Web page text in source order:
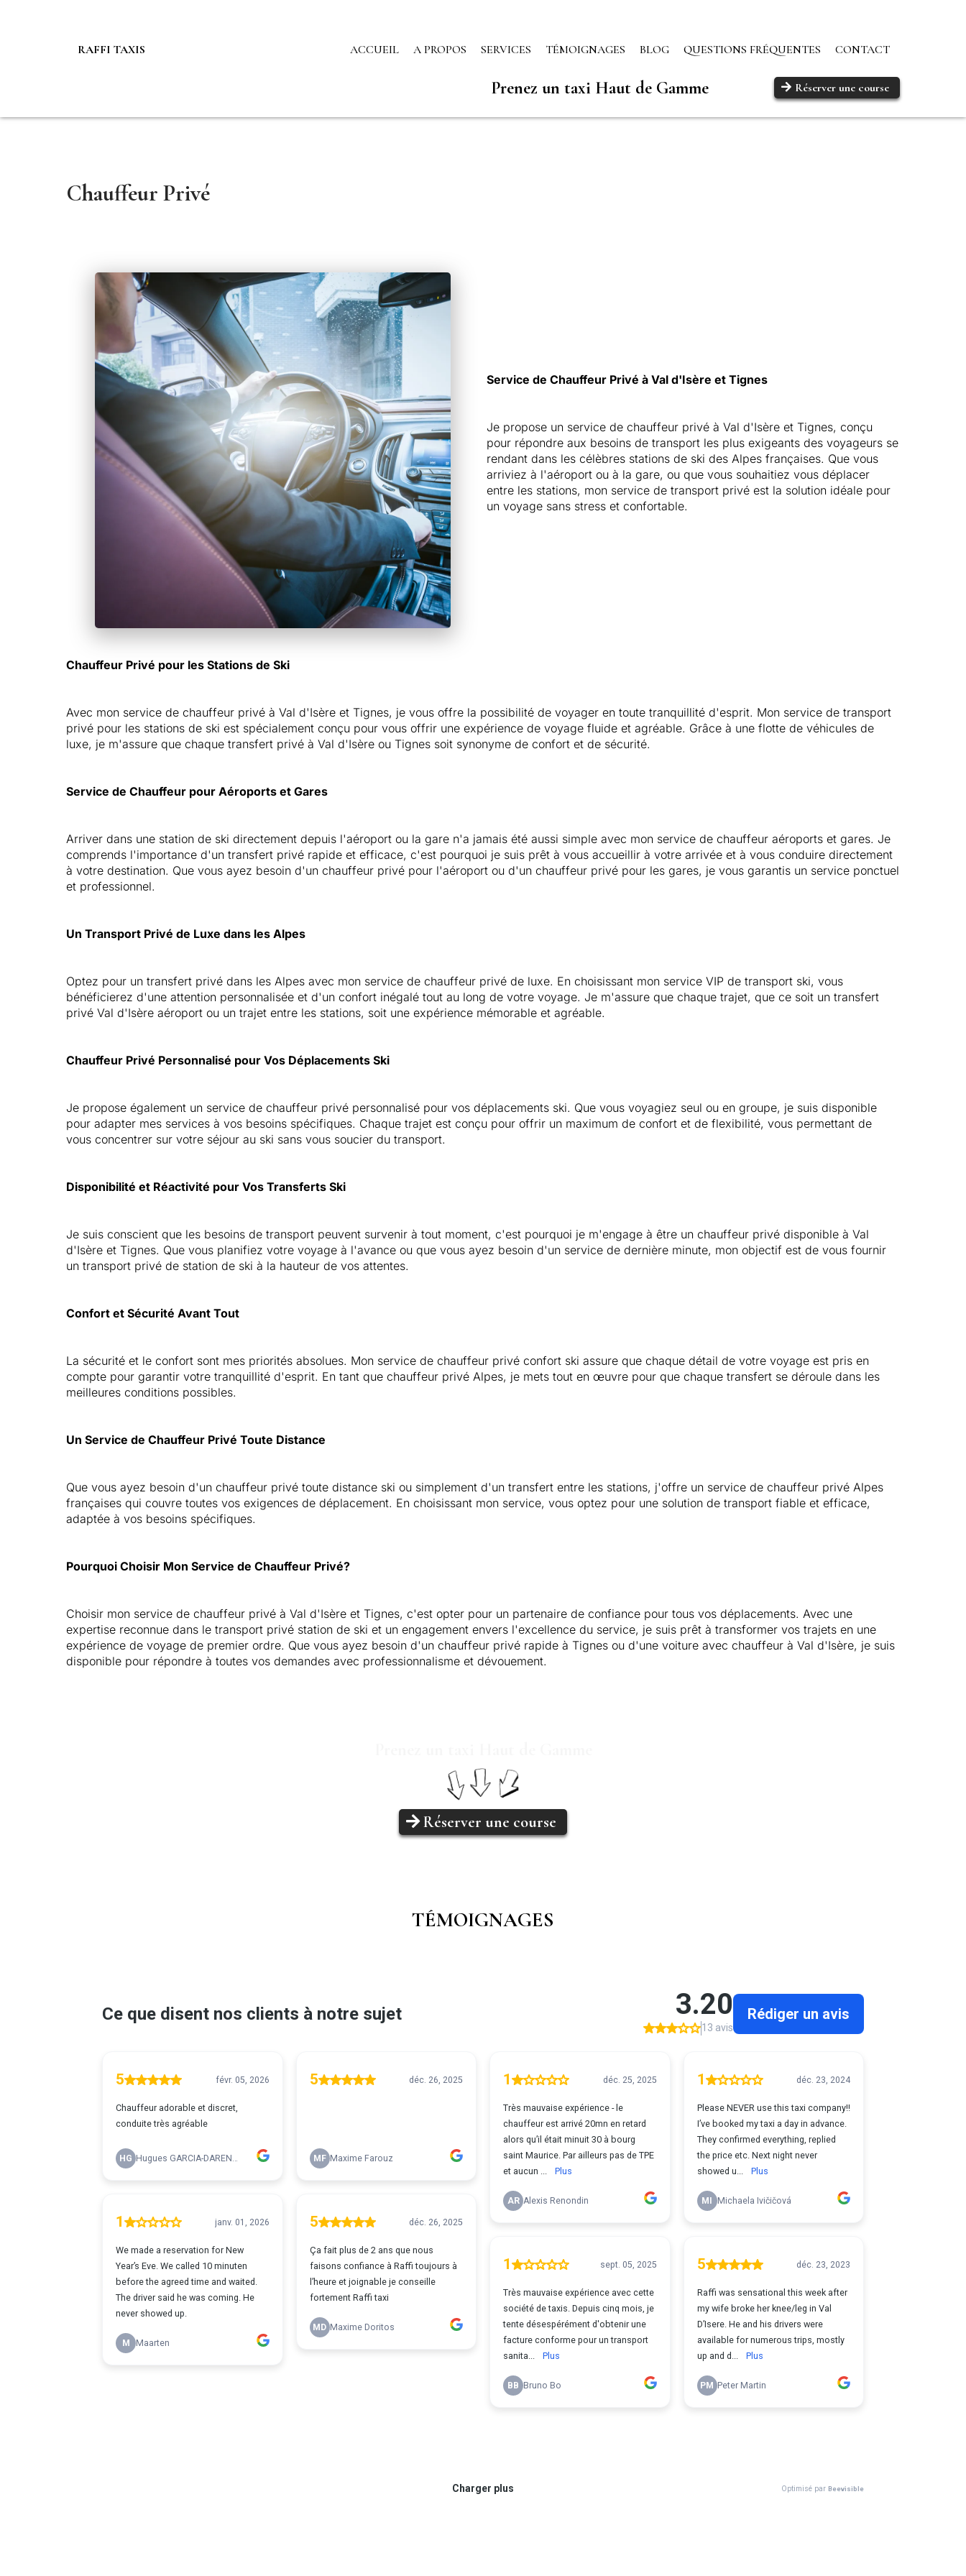
RAFFI TAXIS ACCUEIL A PROPOS SERVICES TÉMOIGNAGES BLOG QUESTIONS FRÉQUENTES CONTACT
Prenez un taxi Haut de Gamme Réserver une course
Chauffeur Privé
Service de Chauffeur Privé à Val d'Isère et Tignes
Je propose un service de chauffeur privé à Val d'Isère et Tignes, conçu
pour répondre aux besoins de transport les plus exigeants des voyageurs se
rendant dans les célèbres stations de ski des Alpes françaises. Que vous
arriviez à l'aéroport ou à la gare, ou que vous souhaitiez vous déplacer
entre les stations, mon service de transport privé est la solution idéale pour
un voyage sans stress et confortable.
Chauffeur Privé pour les Stations de Ski
Avec mon service de chauffeur privé à Val d'Isère et Tignes, je vous offre la possibilité de voyager en toute tranquillité d'esprit. Mon service de transport
privé pour les stations de ski est spécialement conçu pour vous offrir une expérience de voyage fluide et agréable. Grâce à une flotte de véhicules de
luxe, je m'assure que chaque transfert privé à Val d'Isère ou Tignes soit synonyme de confort et de sécurité.
Service de Chauffeur pour Aéroports et Gares
Arriver dans une station de ski directement depuis l'aéroport ou la gare n'a jamais été aussi simple avec mon service de chauffeur aéroports et gares. Je
comprends l'importance d'un transfert privé rapide et efficace, c'est pourquoi je suis prêt à vous accueillir à votre arrivée et à vous conduire directement
à votre destination. Que vous ayez besoin d'un chauffeur privé pour l'aéroport ou d'un chauffeur privé pour les gares, je vous garantis un service ponctuel
et professionnel.
Un Transport Privé de Luxe dans les Alpes
Optez pour un transfert privé dans les Alpes avec mon service de chauffeur privé de luxe. En choisissant mon service VIP de transport ski, vous
bénéficierez d'une attention personnalisée et d'un confort inégalé tout au long de votre voyage. Je m'assure que chaque trajet, que ce soit un transfert
privé Val d'Isère aéroport ou un trajet entre les stations, soit une expérience mémorable et agréable.
Chauffeur Privé Personnalisé pour Vos Déplacements Ski
Je propose également un service de chauffeur privé personnalisé pour vos déplacements ski. Que vous voyagiez seul ou en groupe, je suis disponible
pour adapter mes services à vos besoins spécifiques. Chaque trajet est conçu pour offrir un maximum de confort et de flexibilité, vous permettant de
vous concentrer sur votre séjour au ski sans vous soucier du transport.
Disponibilité et Réactivité pour Vos Transferts Ski
Je suis conscient que les besoins de transport peuvent survenir à tout moment, c'est pourquoi je m'engage à être un chauffeur privé disponible à Val
d'Isère et Tignes. Que vous planifiez votre voyage à l'avance ou que vous ayez besoin d'un service de dernière minute, mon objectif est de vous fournir
un transport privé de station de ski à la hauteur de vos attentes.
Confort et Sécurité Avant Tout
La sécurité et le confort sont mes priorités absolues. Mon service de chauffeur privé confort ski assure que chaque détail de votre voyage est pris en
compte pour garantir votre tranquillité d'esprit. En tant que chauffeur privé Alpes, je mets tout en œuvre pour que chaque transfert se déroule dans les
meilleures conditions possibles.
Un Service de Chauffeur Privé Toute Distance
Que vous ayez besoin d'un chauffeur privé toute distance ski ou simplement d'un transfert entre les stations, j'offre un service de chauffeur privé Alpes
françaises qui couvre toutes vos exigences de déplacement. En choisissant mon service, vous optez pour une solution de transport fiable et efficace,
adaptée à vos besoins spécifiques.
Pourquoi Choisir Mon Service de Chauffeur Privé?
Choisir mon service de chauffeur privé à Val d'Isère et Tignes, c'est opter pour un partenaire de confiance pour tous vos déplacements. Avec une
expertise reconnue dans le transport privé station de ski et un engagement envers l'excellence du service, je suis prêt à transformer vos trajets en une
expérience de voyage de premier ordre. Que vous ayez besoin d'un chauffeur privé rapide à Tignes ou d'une voiture avec chauffeur à Val d'Isère, je suis
disponible pour répondre à toutes vos demandes avec professionnalisme et dévouement.
Réserver une course
TÉMOIGNAGES